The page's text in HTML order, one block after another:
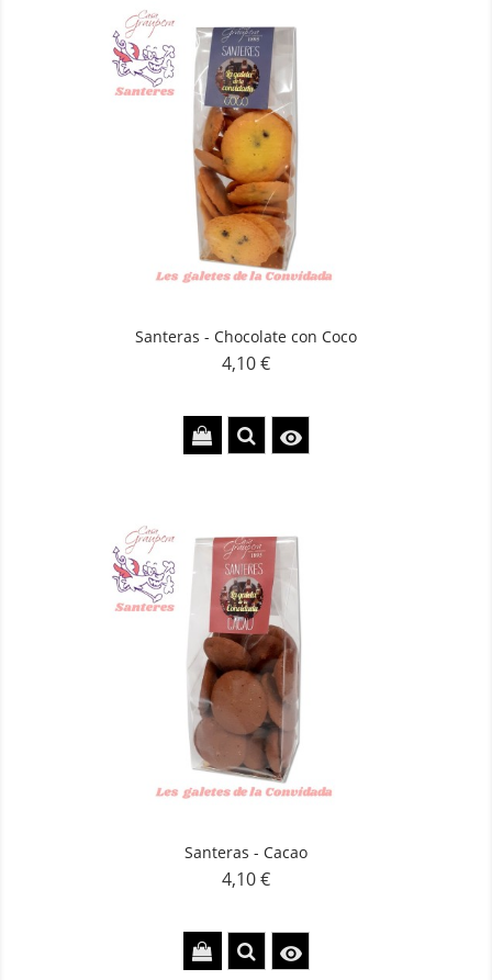
Santeras - Chocolate con Coco
Precio
4,10 €

Santeras - Cacao
Precio
4,10 €
